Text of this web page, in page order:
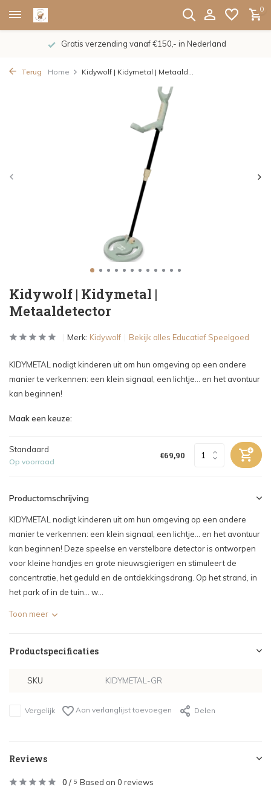
0
Gratis verzending vanaf €150,- in Nederland
Terug Home Kidywolf | Kidymetal | Metaald...
Kidywolf | Kidymetal |
Metaaldetector
Merk: Kidywolf Bekijk alles Educatief Speelgoed
KIDYMETAL nodigt kinderen uit om hun omgeving op een andere
manier te verkennen: een klein signaal, een lichtje... en het avontuur
kan beginnen!
Maak een keuze:
Standaard
Op voorraad
€69,90
Productomschrijving
KIDYMETAL nodigt kinderen uit om hun omgeving op een andere
manier te verkennen: een klein signaal, een lichtje... en het avontuur
kan beginnen! Deze speelse en verstelbare detector is ontworpen
voor kleine handjes en grote nieuwsgierigen en stimuleert de
concentratie, het geduld en de ontdekkingsdrang. Op het strand, in
het park of in de tuin... w...
Toon meer
Productspecificaties
SKU KIDYMETAL-GR
Vergelijk Aan verlanglijst toevoegen Delen
Reviews
0 / 5 Based on 0 reviews